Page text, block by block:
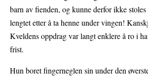
barn av fienden, og kunne derfor ikke
lengtet etter å ta henne under vingen!
Kveldens oppdrag var langt enklere å ro i
frist.
Hun boret fingerneglen sin under den